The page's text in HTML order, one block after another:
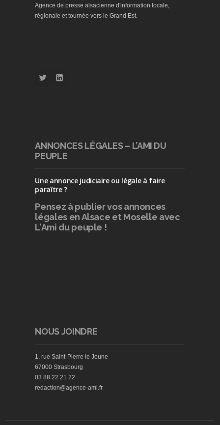
Agence de presse alsacienne d'information locale,
régionale et tournée vers le Grand Est.
ANNONCES LÉGALES – L’AMI DU
PEUPLE
Une annonce judiciaire ou légale à faire
paraître ?
Pensez à publiervos annonces
légales en Alsace et Moselle avec
L'Ami du peuple !
NOUS JOINDRE
1, rue Saint-Pierre le Jeune
67000 Strasbourg
03 88 22 21 22
redaction@agence-ami.fr